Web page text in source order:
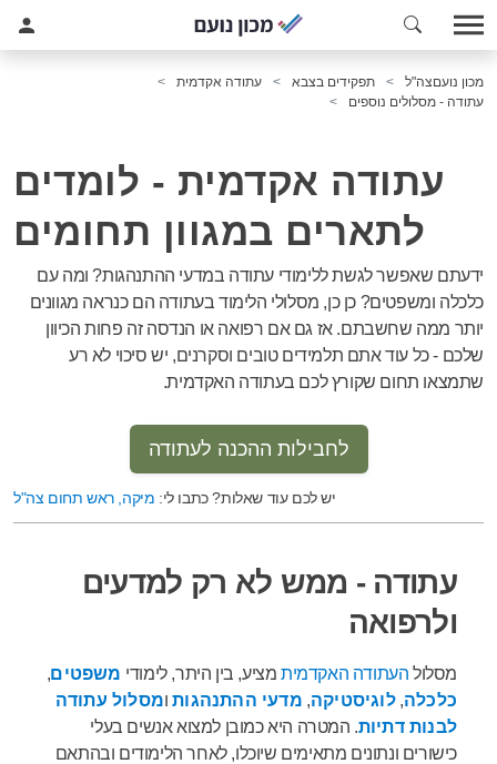
מכון נועםצה"ל תפקידים בצבא
עתודה אקדמית
עתודה - מסלולים נוספים
עתודה אקדמית - לומדים
לתארים במגוון תחומים
ידעתם שאפשר לגשת ללימודי עתודה במדעי ההתנהגות? ומה עם
כלכלה ומשפטים? כן כן, מסלולי הלימוד בעתודה הם כנראה מגוונים
יותר ממה שחשבתם. אז גם אם רפואה או הנדסה זה פחות הכיוון
שלכם - כל עוד אתם תלמידים טובים וסקרנים, יש סיכוי לא רע
שתמצאו תחום שקורץ לכם בעתודה האקדמית.
לחבילות ההכנה לעתודה
יש לכם עוד שאלות? כתבו לי: מיקה, ראש תחום צה"ל
עתודה - ממש לא רק למדעים
ולרפואה
מסלול העתודה האקדמית מציע, בין היתר, לימודי משפטים,
כלכלה,לוגיסטיקה, מדעי ההתנהגותומסלול עתודה
לבנות דתיות. המטרה היא כמובן למצוא אנשים בעלי
כישורים ונתונים מתאימים שיוכלו, לאחר הלימודים ובהתאם